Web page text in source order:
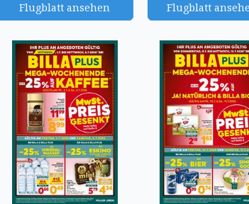
Flugblatt ansehen
Flugblatt